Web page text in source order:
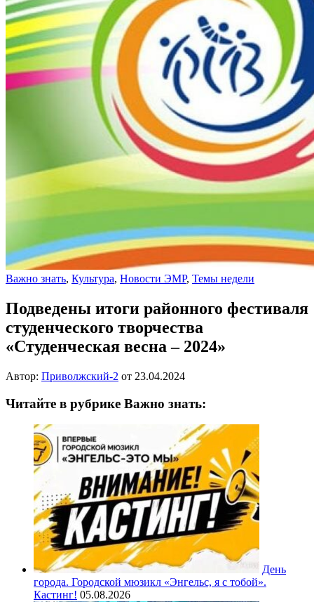
Важно знать, Культура, Новости ЭМР, Темы недели
Подведены итоги районного фестиваля
студенческого творчества
«Студенческая весна – 2024»
Автор: Приволжский-2 от 23.04.2024
Читайте в рубрике Важно знать:
День
города. Городской мюзикл «Энгельс, я с тобой».
Кастинг! 05.08.2026